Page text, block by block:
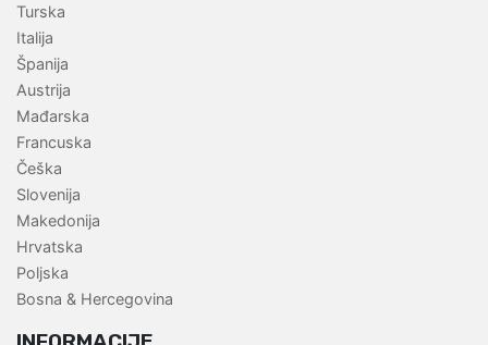
Turska
Italija
Španija
Austrija
Mađarska
Francuska
Češka
Slovenija
Makedonija
Hrvatska
Poljska
Bosna & Hercegovina